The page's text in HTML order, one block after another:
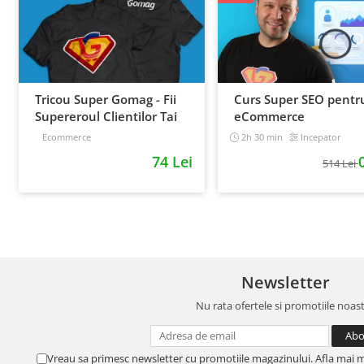
Tricou Super Gomag - Fii
Supereroul Clientilor Tai
Ecommerce
74 Lei
Curs Super SEO
eCommerce
2h 30 min Incepator
514 Lei
Newsletter
Nu rata ofertele si promotiile
Vreau sa primesc newsletter cu promotiile magazinului. Afla mai